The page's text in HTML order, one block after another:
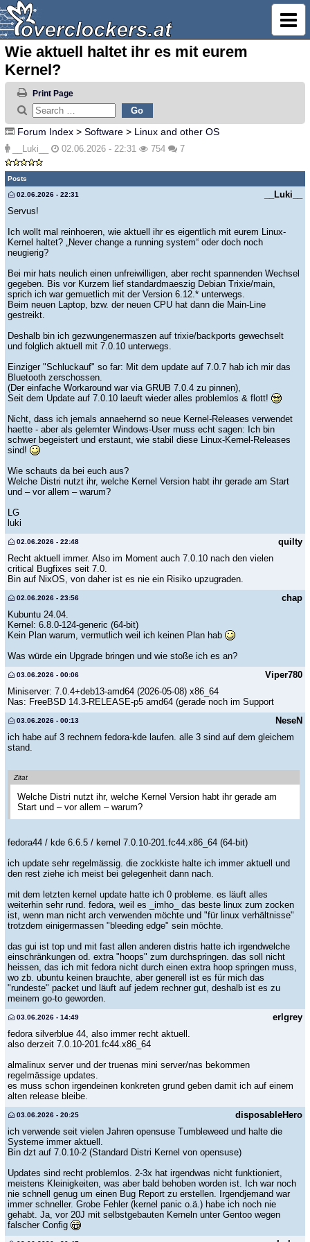
Wie aktuell haltet ihr es mit eurem
Kernel?
Print Page
Forum Index > Software > Linux and other OS
__Luki__ 02.06.2026 - 22:31 754 7
Posts
__Luki__
02.06.2026 - 22:31
Servus!
Ich wollt mal reinhoeren, wie aktuell ihr es eigentlich mit eurem Linux-
Kernel haltet? „Never change a running system“ oder doch noch
neugierig?
Bei mir hats neulich einen unfreiwilligen, aber recht spannenden Wechsel
gegeben. Bis vor Kurzem lief standardmaeszig Debian Trixie/main,
sprich ich war gemuetlich mit der Version 6.12.* unterwegs.
Beim neuen Laptop, bzw. der neuen CPU hat dann die Main-Line
gestreikt.
Deshalb bin ich gezwungenermaszen auf trixie/backports gewechselt
und folglich aktuell mit 7.0.10 unterwegs.
Einziger "Schluckauf" so far: Mit dem update auf 7.0.7 hab ich mir das
Bluetooth zerschossen.
(Der einfache Workaround war via GRUB 7.0.4 zu pinnen),
Seit dem Update auf 7.0.10 laeuft wieder alles problemlos & flott!
Nicht, dass ich jemals annaehernd so neue Kernel-Releases verwendet
haette - aber als gelernter Windows-User muss echt sagen: Ich bin
schwer begeistert und erstaunt, wie stabil diese Linux-Kernel-Releases
sind!
Wie schauts da bei euch aus?
Welche Distri nutzt ihr, welche Kernel Version habt ihr gerade am Start
und – vor allem – warum?
LG
luki
quilty
02.06.2026 - 22:48
Recht aktuell immer. Also im Moment auch 7.0.10 nach den vielen
critical Bugfixes seit 7.0.
Bin auf NixOS, von daher ist es nie ein Risiko upzugraden.
chap
02.06.2026 - 23:56
Kubuntu 24.04.
Kernel: 6.8.0-124-generic (64-bit)
Kein Plan warum, vermutlich weil ich keinen Plan hab
Was würde ein Upgrade bringen und wie stoße ich es an?
Viper780
03.06.2026 - 00:06
Miniserver: 7.0.4+deb13-amd64 (2026-05-08) x86_64
Nas: FreeBSD 14.3-RELEASE-p5 amd64 (gerade noch im Support
NeseN
03.06.2026 - 00:13
ich habe auf 3 rechnern fedora-kde laufen. alle 3 sind auf dem gleichem
stand.
Zitat
Welche Distri nutzt ihr, welche Kernel Version habt ihr gerade am
Start und – vor allem – warum?
fedora44 / kde 6.6.5 / kernel 7.0.10-201.fc44.x86_64 (64-bit)
ich update sehr regelmässig. die zockkiste halte ich immer aktuell und
den rest ziehe ich meist bei gelegenheit dann nach.
mit dem letzten kernel update hatte ich 0 probleme. es läuft alles
weiterhin sehr rund. fedora, weil es _imho_ das beste linux zum zocken
ist, wenn man nicht arch verwenden möchte und "für linux verhältnisse"
trotzdem einigermassen "bleeding edge" sein möchte.
das gui ist top und mit fast allen anderen distris hatte ich irgendwelche
einschränkungen od. extra "hoops" zum durchspringen. das soll nicht
heissen, das ich mit fedora nicht durch einen extra hoop springen muss,
wo zb. ubuntu keinen brauchte, aber generell ist es für mich das
"rundeste" packet und läuft auf jedem rechner gut, deshalb ist es zu
meinem go-to geworden.
erlgrey
03.06.2026 - 14:49
fedora silverblue 44, also immer recht aktuell.
also derzeit 7.0.10-201.fc44.x86_64
almalinux server und der truenas mini server/nas bekommen
regelmässige updates.
es muss schon irgendeinen konkreten grund geben damit ich auf einem
alten release bleibe.
disposableHero
03.06.2026 - 20:25
ich verwende seit vielen Jahren opensuse Tumbleweed und halte die
Systeme immer aktuell.
Bin dzt auf 7.0.10-2 (Standard Distri Kernel von opensuse)
Updates sind recht problemlos. 2-3x hat irgendwas nicht funktioniert,
meistens Kleinigkeiten, was aber bald behoben worden ist. Ich war noch
nie schnell genug um einen Bug Report zu erstellen. Irgendjemand war
immer schneller. Grobe Fehler (kernel panic o.ä.) habe ich noch nie
gehabt. Ja, vor 20J mit selbstgebauten Kerneln unter Gentoo wegen
falscher Config